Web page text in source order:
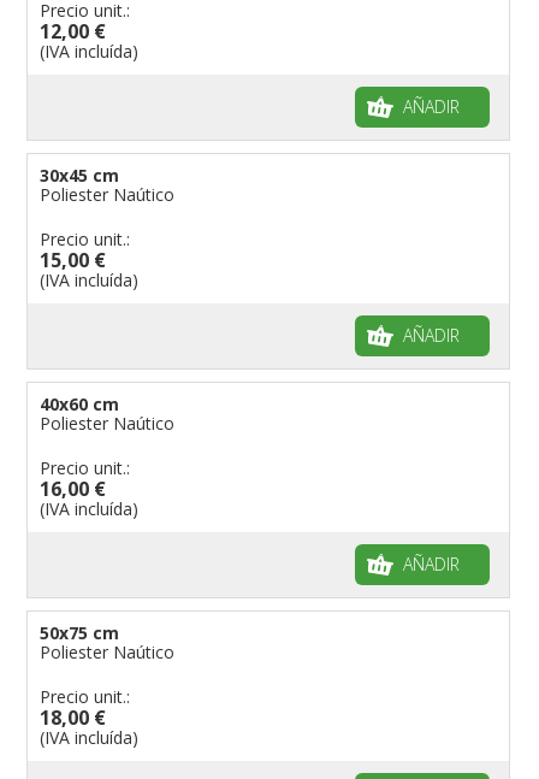
Banderas para fiestas
Precio unit.:
12,00 €
(IVA incluída)
AÑADIR
30x45 cm
Poliester Naútico
Precio unit.:
15,00 €
(IVA incluída)
AÑADIR
40x60 cm
Poliester Naútico
Precio unit.:
16,00 €
(IVA incluída)
AÑADIR
50x75 cm
Poliester Naútico
Precio unit.:
18,00 €
(IVA incluída)